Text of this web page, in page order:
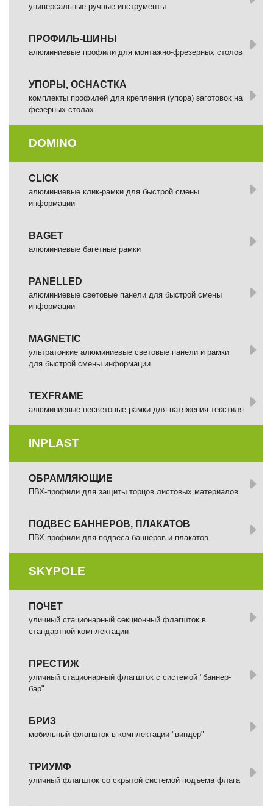
универсальные ручные инструменты
ПРОФИЛЬ-ШИНЫ
алюминиевые профили для монтажно-фрезерных столов
УПОРЫ, ОСНАСТКА
комплекты профилей для крепления (упора) заготовок на
фезерных столах
DOMINO
СLICK
алюминиевые клик-рамки для быстрой смены
информации
BAGET
алюминиевые багетные рамки
PANELLED
алюминиевые световые панели для быстрой смены
информации
MAGNETIC
ультратонкие алюминиевые световые панели и рамки
для быстрой смены информации
TEXFRAME
алюминиевые несветовые рамки для натяжения текстиля
INPLAST
ОБРАМЛЯЮЩИЕ
ПВХ-профили для защиты торцов листовых материалов
ПОДВЕС БАННЕРОВ, ПЛАКАТОВ
ПВХ-профили для подвеса баннеров и плакатов
SKYPOLE
ПОЧЕТ
уличный стационарный секционный флагшток в
стандартной комплектации
ПРЕСТИЖ
уличный стационарный флагшток с системой "баннер-
бар"
БРИЗ
мобильный флагшток в комплектации "виндер"
ТРИУМФ
уличный флагшток со скрытой системой подъема флага